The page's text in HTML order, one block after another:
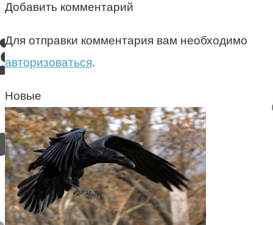
Добавить комментарий
Для отправки комментария вам необходимо
авторизоваться.
Новые